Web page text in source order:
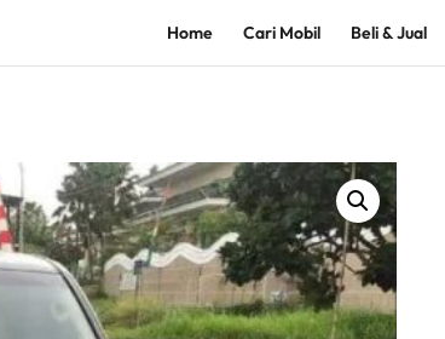
Home Cari Mobil Beli & Jual